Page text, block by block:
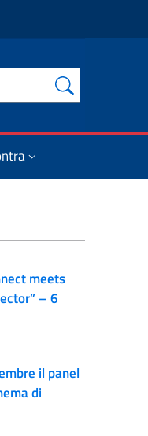
meets
– 6
il panel
di